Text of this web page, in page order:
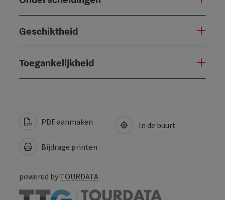
Geschiktheid
Toegankelijkheid
PDF aanmaken
Bijdrage printen
In de buurt
powered by TOURDATA